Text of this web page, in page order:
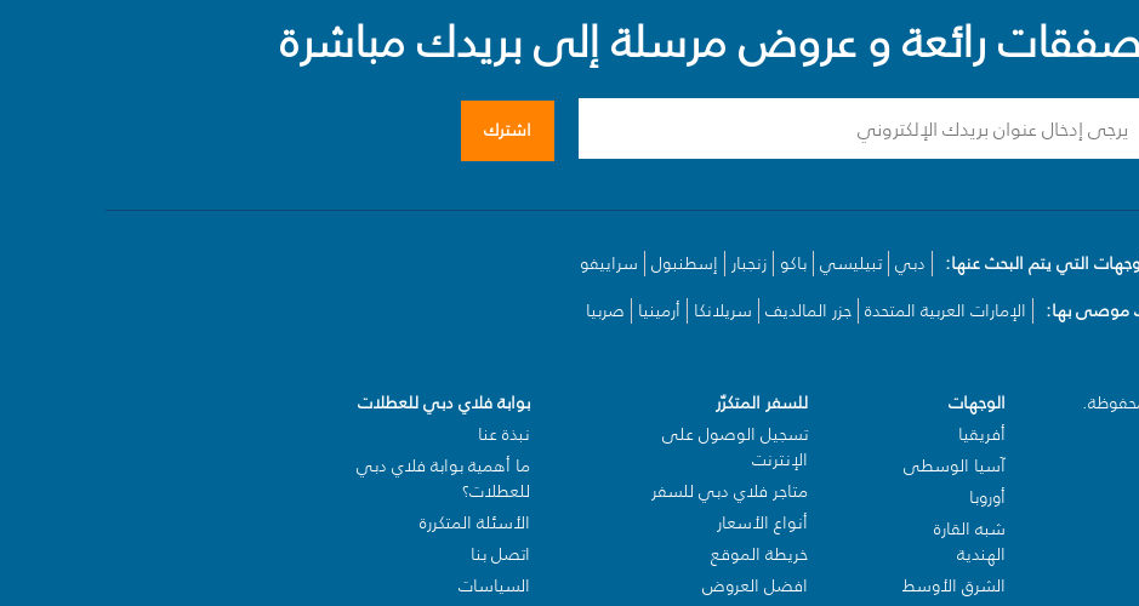
رائعة و عروض مرسلة إلى بريدك مباشرة
اشترك
التي يتم البحث عنها: دبي تبيليسي باكو زنجبار إسطنبول سراييفو
موصى بها:
الإمارات العربية المتحدة جزر المالديف سريلانكا أرمينيا صربيا
الوجهات
أفريقيا
آسيا الوسطى
أوروبا
شبه القارة
الهندية
الشرق الأوسط
للسفر المتكرّر
تسجيل الوصول على
الإنترنت
متاجر فلاي دبي للسفر
أنواع الأسعار
خريطة الموقع
افضل العروض
بوابة فلاي دبي للعطلات
نبذة عنا
ما أهمية بوابة فلاي دبي
للعطلات؟
الأسئلة المتكررة
اتصل بنا
السياسات